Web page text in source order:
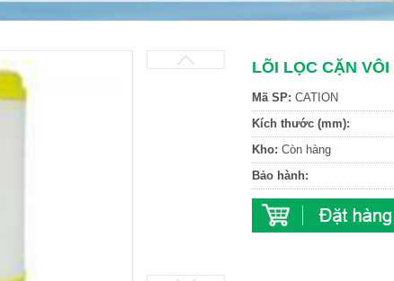
LÕI LỌC CẶN VÔI
Mã SP: CATION
Kích thước (mm):
Kho: Còn hàng
Bảo hành: